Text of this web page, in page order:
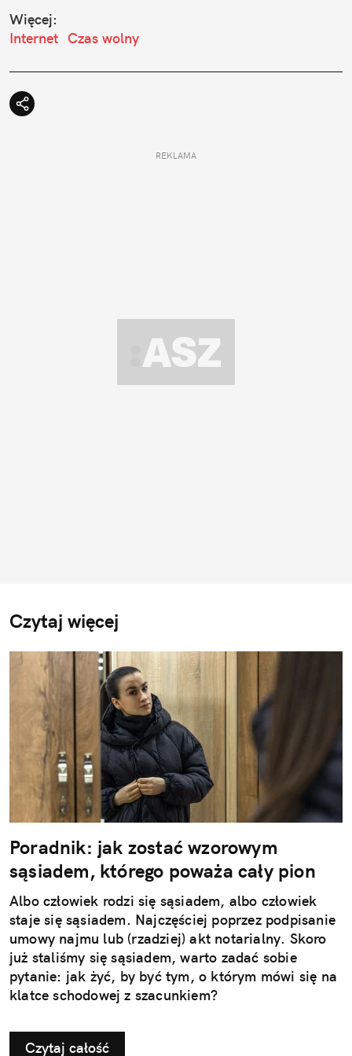
Więcej:
Internet Czas wolny
REKLAMA
Czytaj więcej
Poradnik: jak zostać wzorowym
sąsiadem, którego poważa cały pion
Albo człowiek rodzi się sąsiadem, albo człowiek
staje się sąsiadem. Najczęściej poprzez podpisanie
umowy najmu lub (rzadziej) akt notarialny. Skoro
już staliśmy się sąsiadem, warto zadać sobie
pytanie: jak żyć, by być tym, o którym mówi się na
klatce schodowej z szacunkiem?
Czytaj całość